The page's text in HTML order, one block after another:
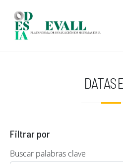
Filtrar por
Buscar palabras clave